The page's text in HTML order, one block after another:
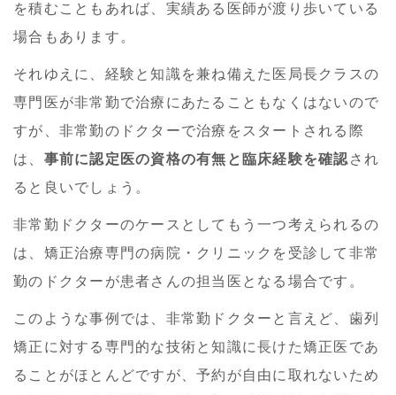
を積むこともあれば、実績ある医師が渡り歩いている
場合もあります。
それゆえに、経験と知識を兼ね備えた医局長クラスの
専門医が非常勤で治療にあたることもなくはないので
すが、非常勤のドクターで治療をスタートされる際
は、 事前に認定医の資格の有無と臨床経験を確認 され
ると良いでしょう。
非常勤ドクターのケースとしてもう一つ考えられるの
は、矯正治療専門の病院・クリニックを受診して非常
勤のドクターが患者さんの担当医となる場合です。
このような事例では、非常勤ドクターと言えど、歯列
矯正に対する専門的な技術と知識に長けた矯正医であ
ることがほとんどですが、予約が自由に取れないため